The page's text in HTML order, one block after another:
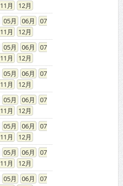
11
12
05 06
07
11
12
05 06
07
11
12
05 06
07
11
12
05 06
07
11
12
05 06
07
11
12
05 06
07
11
12
05 06
07